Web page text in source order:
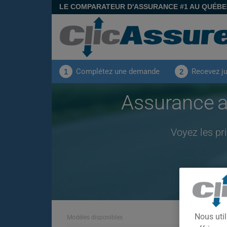
LE COMPARATEUR D'ASSURANCE #1 AU
1 Complétez une demande 2 Recevez
Assurance
Voyez les
Modèles disponibles
Nous